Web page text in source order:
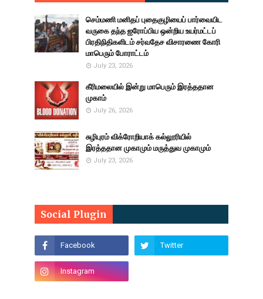
செம்மணி மனிதப் புதைகுழியைப் பார்வையிட
வருகை தந்த ஐரோப்பிய ஒன்றிய உயர்மட்டப்
பிரதிநிதிகளிடம் சர்வதேச விசாரணை கோரி
மாபெரும் போராட்டம்
July 23, 2026
கீரிமலையில் இன்று மாபெரும் இரத்ததான
முகாம்
July 26, 2026
சுழிபுரம் விக்ரோறியாக் கல்லூரியில்
இரத்ததான முகாமும் மருத்துவ முகாமும்
July 23, 2026
Social Plugin